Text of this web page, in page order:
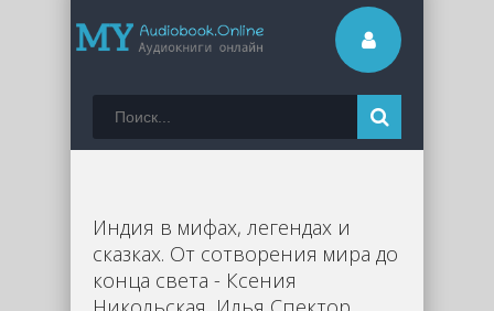
Индия в мифах, легендах и
сказках. От сотворения мира до
конца света - Ксения